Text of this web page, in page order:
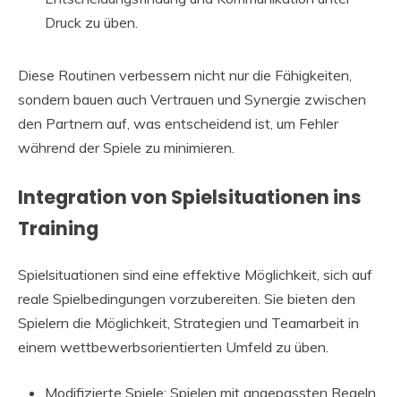
Druck zu üben.
Diese Routinen verbessern nicht nur die Fähigkeiten,
sondern bauen auch Vertrauen und Synergie zwischen
den Partnern auf, was entscheidend ist, um Fehler
während der Spiele zu minimieren.
Integration von Spielsituationen ins
Training
Spielsituationen sind eine effektive Möglichkeit, sich auf
reale Spielbedingungen vorzubereiten. Sie bieten den
Spielern die Möglichkeit, Strategien und Teamarbeit in
einem wettbewerbsorientierten Umfeld zu üben.
Modifizierte Spiele: Spielen mit angepassten Regeln,